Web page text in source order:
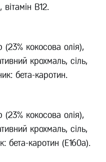
вітамін В12.
кокосова олія),
крохмаль, сіль,
бета-каротин.
кокосова олія),
крохмаль, сіль,
бета-каротин (Е160а).